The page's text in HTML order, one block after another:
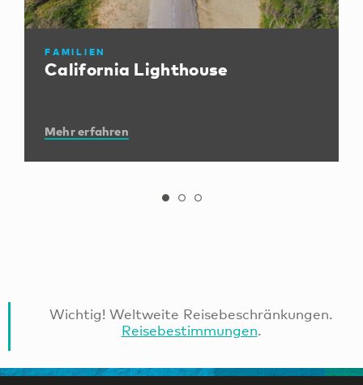
FAMILIEN
California Lighthouse
Mehr erfahren
Wichtig! Weltweite Reisebeschränkungen.
Reisebestimmungen.